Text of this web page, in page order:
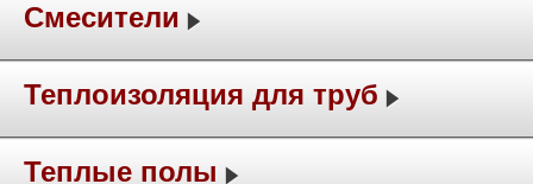
Смесители
Теплоизоляция для труб
Теплые полы